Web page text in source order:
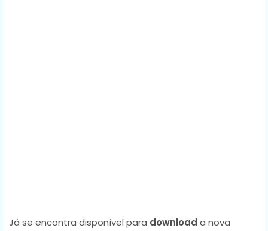
Já se encontra disponível para download a nova